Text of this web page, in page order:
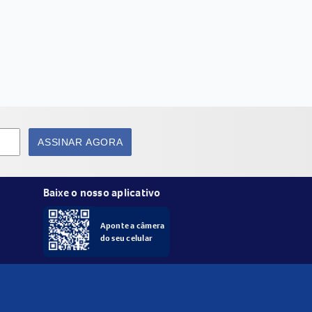
ASSINAR AGORA
Baixe o nosso aplicativo
Aponte a câmera
do seu celular